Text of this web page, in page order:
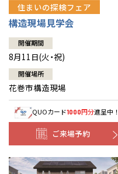
住まいの探検フェア
構造現場見学会
開催期間
8月11日(火・祝)
開催場所
花巻市構造現場
QUOカード1000円分進呈中！
ご来場予約